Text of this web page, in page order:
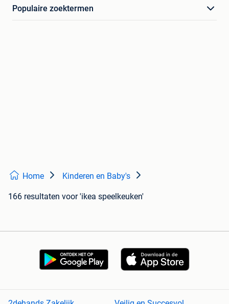
Populaire zoektermen
Home Kinderen en Baby's
166 resultaten voor 'ikea speelkeuken'